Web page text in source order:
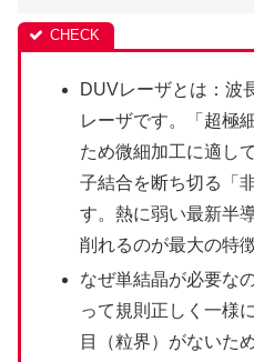
DUVレーザとは：波
レーザです。「超極
ため微細加工に適し
子結合を断ち切る「
す。熱に弱い最新半
削れるのが最大の特
なぜ単結晶が必要な
って規則正しく一様
目（粒界）がないた